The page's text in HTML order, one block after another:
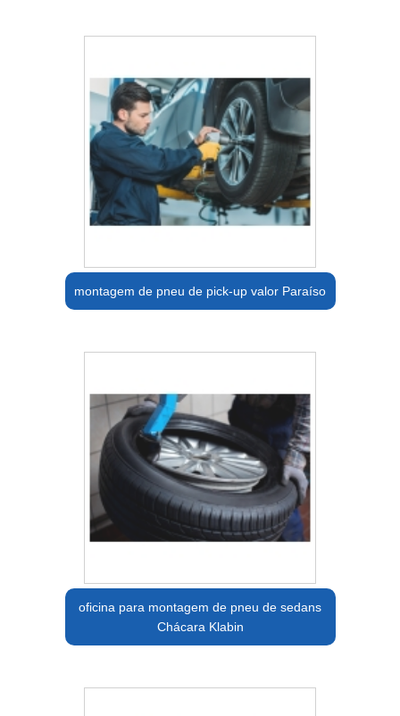
montagem de pneu de pick-up valor Paraíso
oficina para montagem de pneu de sedans
Chácara Klabin